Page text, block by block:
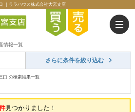
｜ララハウス株式会社大宮支店
情報一覧
さらに条件を絞り込む
口 の検索結果一覧
見つかりました！